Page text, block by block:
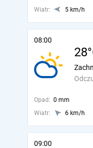
Wiatr: 5 km/h
08:00
Opad: 0 mm
Wiatr:
6 km/h
09:00